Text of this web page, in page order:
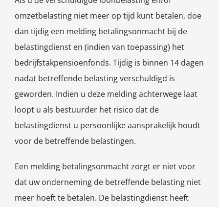
omzetbelasting niet meer op tijd kunt betalen, doe
dan tijdig een melding betalingsonmacht bij de
belastingdienst en (indien van toepassing) het
bedrijfstakpensioenfonds. Tijdig is binnen 14 dagen
nadat betreffende belasting verschuldigd is
geworden. Indien u deze melding achterwege laat
loopt u als bestuurder het risico dat de
belastingdienst u persoonlijke aansprakelijk houdt
voor de betreffende belastingen.
Een melding betalingsonmacht zorgt er niet voor
dat uw onderneming de betreffende belasting niet
meer hoeft te betalen. De belastingdienst heeft